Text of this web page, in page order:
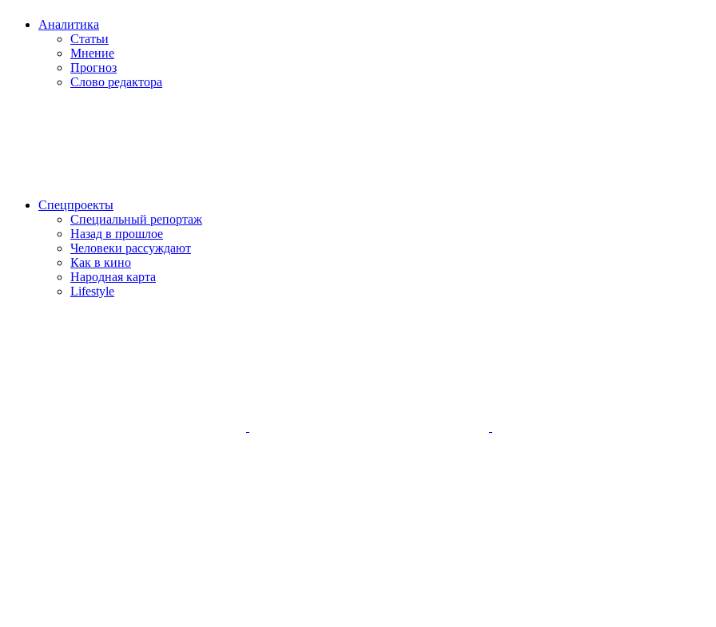
Аналитика
Статьи
Мнение
Прогноз
Cлово редактора
Спецпроекты
Специальный репортаж
Назад в прошлое
Человеки рассуждают
Как в кино
Народная карта
Lifestyle